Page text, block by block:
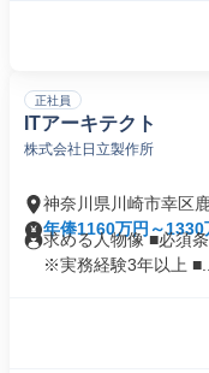
正社員
ITアーキテクト
株式会社日立製作所
神奈川県川崎市幸区
年俸1160万円～1330
求める人物像 ■必須
※実務経験3年以上 ■...